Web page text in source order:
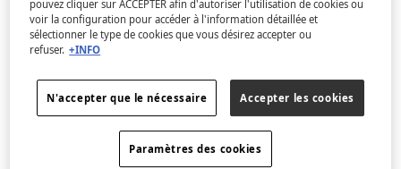
pouvez cliquer sur ACCEPTER afin d'autoriser l'utilisation de cookies ou
voir la configuration pour accéder à l'information détaillée et
sélectionner le type de cookies que vous désirez accepter ou
refuser. +INFO
N'accepter que le nécessaire Accepter les cookies
Paramètres des cookies